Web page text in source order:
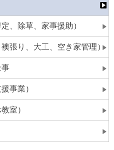
、除草、家事援助）
張り、大工、空き家管理）
事
事業）
室）